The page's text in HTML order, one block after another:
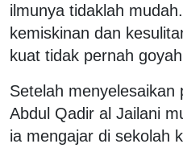
ilmunya tidaklah
kemiskinan dan
kuat tidak pernah
​Setelah menyelesaikan
Abdul Qadir al Jailani
ia mengajar di sekolah